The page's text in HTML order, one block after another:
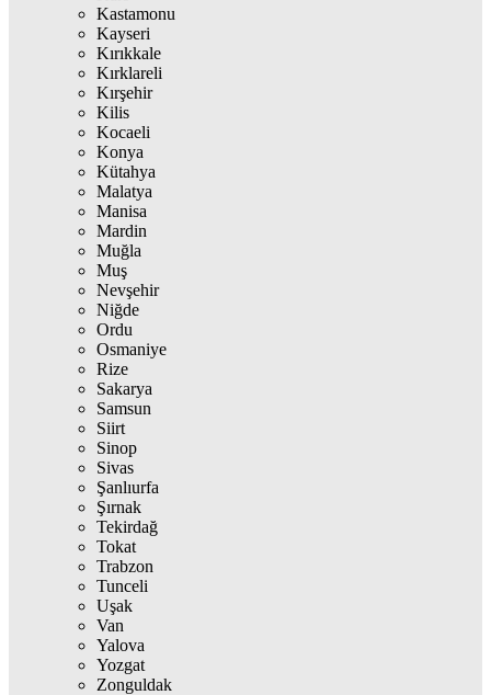
Kastamonu
Kayseri
Kırıkkale
Kırklareli
Kırşehir
Kilis
Kocaeli
Konya
Kütahya
Malatya
Manisa
Mardin
Muğla
Muş
Nevşehir
Niğde
Ordu
Osmaniye
Rize
Sakarya
Samsun
Siirt
Sinop
Sivas
Şanlıurfa
Şırnak
Tekirdağ
Tokat
Trabzon
Tunceli
Uşak
Van
Yalova
Yozgat
Zonguldak